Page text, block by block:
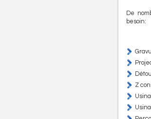
De
besoin:
Z